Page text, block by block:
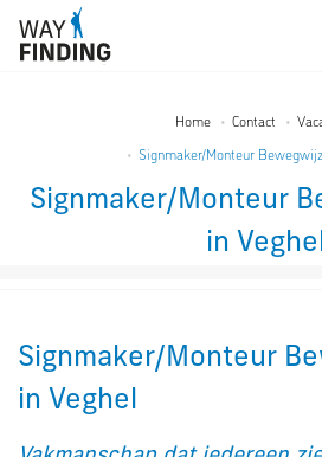
Home Contact
Signmaker/Monteur
Signmaker/Monteur
in
Signmaker/Monteur
in Veghel